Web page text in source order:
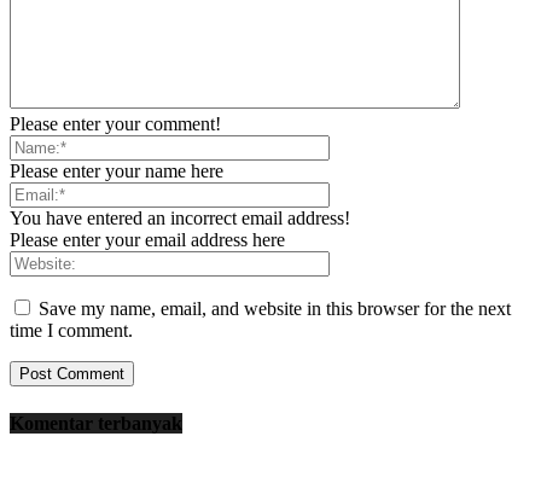
Please enter your comment!
Please enter your name here
You have entered an incorrect email address!
Please enter your email address here
Save my name, email, and website in this browser for the next
time I comment.
Komentar terbanyak